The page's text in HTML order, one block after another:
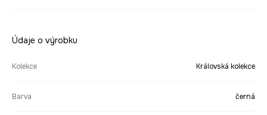
Údaje o výrobku
Kolekce Královská kolekce
Barva černá